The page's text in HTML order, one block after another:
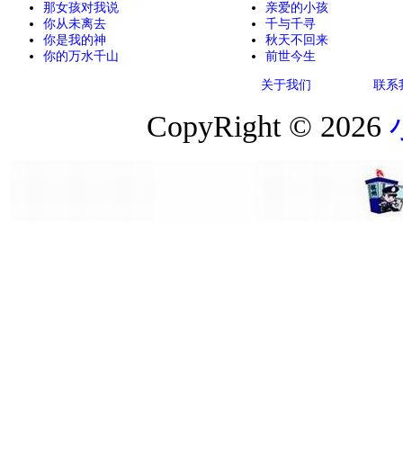
那女孩对我说
你从未离去
你是我的神
你的万水千山
亲爱的小孩
千与千寻
秋天不回来
前世今生
关于我们 联系
CopyRight © 2026